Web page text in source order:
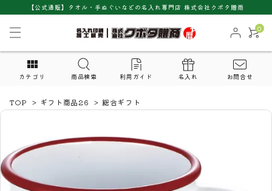
【公式通販】タオル・手ぬぐいなどの名入れ専門店 株式会社クボタ贈商
0
カテゴリ 商品検索 利用ガイド 名入れ お問合せ
TOP > ギフト商品26 > 総合ギフト